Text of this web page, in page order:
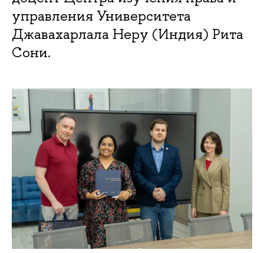
управления Университета
Джавахарлала Неру (Индия) Рита
Сони.